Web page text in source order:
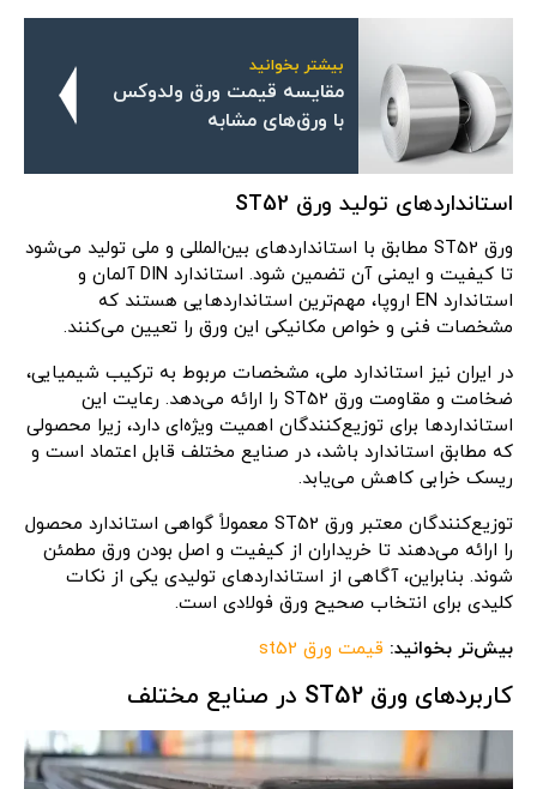
بیشتر بخوانید
مقایسه قیمت ورق ولدوکس
با ورق‌های مشابه
استانداردهای تولید ورق ST52
ورق ST52 مطابق با استانداردهای بین‌المللی و ملی تولید می‌شود
تا کیفیت و ایمنی آن تضمین شود. استاندارد DIN آلمان و
استاندارد EN اروپا، مهم‌ترین استانداردهایی هستند که
مشخصات فنی و خواص مکانیکی این ورق را تعیین می‌کنند.
در ایران نیز استاندارد ملی، مشخصات مربوط به ترکیب شیمیایی،
ضخامت و مقاومت ورق ST52 را ارائه می‌دهد. رعایت این
استانداردها برای توزیع‌کنندگان اهمیت ویژه‌ای دارد، زیرا محصولی
که مطابق استاندارد باشد، در صنایع مختلف قابل اعتماد است و
ریسک خرابی کاهش می‌یابد.
توزیع‌کنندگان معتبر ورق ST52 معمولاً گواهی استاندارد محصول
را ارائه می‌دهند تا خریداران از کیفیت و اصل بودن ورق مطمئن
شوند. بنابراین، آگاهی از استانداردهای تولیدی یکی از نکات
کلیدی برای انتخاب صحیح ورق فولادی است.
بیش‌تر بخوانید: قیمت ورق st52
کاربردهای ورق ST52 در صنایع مختلف